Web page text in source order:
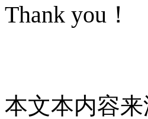
Thank you！
本文本内容